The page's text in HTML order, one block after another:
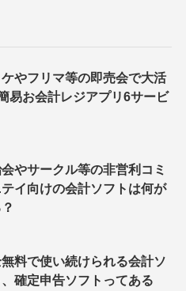
ケやフリマ等の即売会で大活
易お会計レジアプリ6サービ
やサークル等の非営利コミ
テイ向けの会計ソフトは何が
料で使い続けられる会計ソ
確定申告ソフトってある